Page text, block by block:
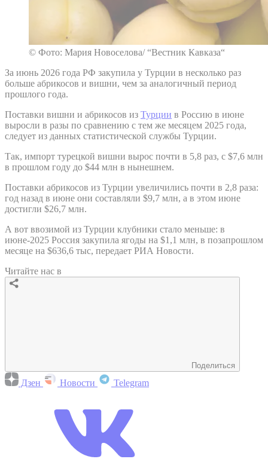
© Фото: Мария Новоселова/ “Вестник Кавказа“
За июнь 2026 года РФ закупила у Турции в несколько раз
больше абрикосов и вишни, чем за аналогичный период
прошлого года.
Поставки вишни и абрикосов из Турции в Россию в июне
выросли в разы по сравнению с тем же месяцем 2025 года,
следует из данных статистической службы Турции.
Так, импорт турецкой вишни вырос почти в 5,8 раз, с $7,6 млн
в прошлом году до $44 млн в нынешнем.
Поставки абрикосов из Турции увеличились почти в 2,8 раза:
год назад в июне они составляли $9,7 млн, а в этом июне
достигли $26,7 млн.
А вот ввозимой из Турции клубники стало меньше: в
июне-2025 Россия закупила ягоды на $1,1 млн, в позапрошлом
месяце на $636,6 тыс, передает РИА Новости.
Читайте нас в
Поделиться
Дзен Новости Telegram